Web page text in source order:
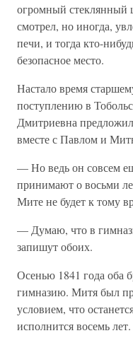
огромный стеклянный
смотрел, но иногда,
печи, и тогда кто-
безопасное место.
Настало время
поступлению в
Дмитриевна
вместе с Павлом и
— Но ведь он совсем
принимают о восьми
Мите не будет к тому
— Думаю, что в
запишут обоих.
Осенью 1841 года оба
гимназию. Митя был
условием, что
исполнится восемь лет.